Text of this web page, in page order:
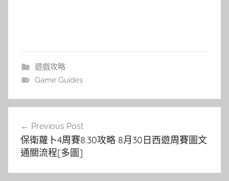
遊戲攻略
Game Guides
導
覽
Previous Post
保衛蘿卜4周賽8.30攻略 8月30日西遊周賽圖文
通關流程[多圖]